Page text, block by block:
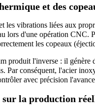
et des
les vibrations liées aux
lors d'une opération CNC.
les copeaux
produit l'inverse : il génère
Par conséquent, l'acier
avec précision
sur la production